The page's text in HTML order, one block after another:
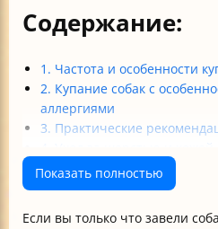
Содержание:
1. Частота и особенности
2. Купание собак с
аллергиями
3. Практические
Итог
Показать полностью
Если вы только что завели